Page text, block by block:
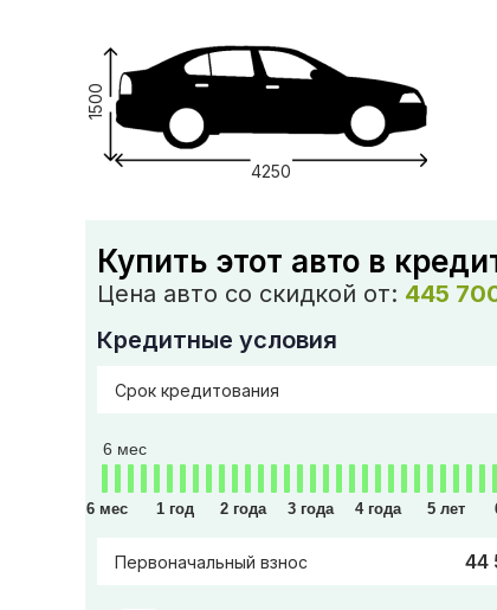
4250
1500
Купить этот авто в
Цена авто со скидкой от: 445
Кредитные условия
Срок кредитования
6 мес
6 мес 1 год 2 года 3 года 4 года 5 лет
Первоначальный взнос 44